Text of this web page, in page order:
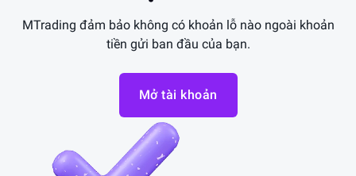
MTrading đảm bảo không có khoản lỗ nào ngoài khoản
tiền gửi ban đầu của bạn.
Mở tài khoản